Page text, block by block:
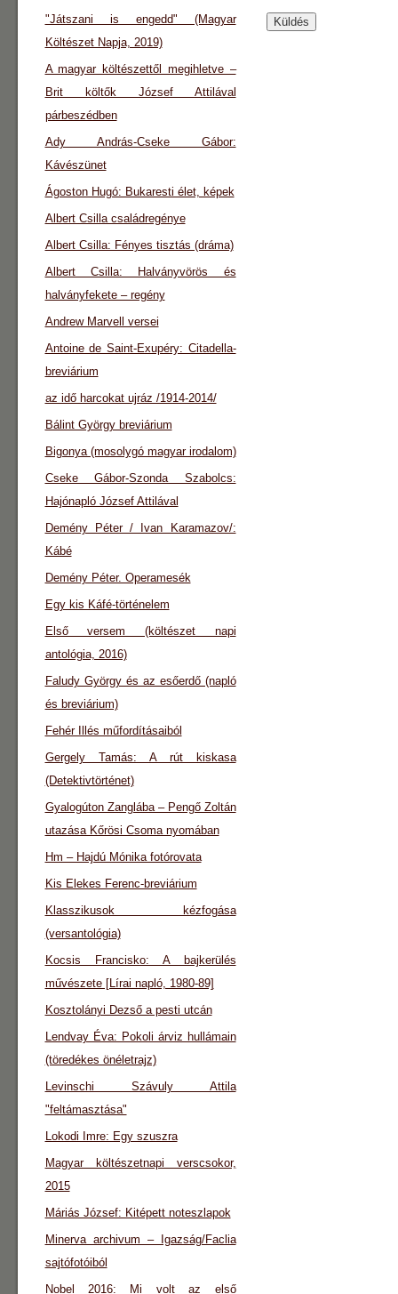
"Játszani is engedd" (Magyar
Költészet Napja, 2019)
A magyar költészettől megihletve –
Brit költők József Attilával
párbeszédben
Ady András-Cseke Gábor:
Kávészünet
Ágoston Hugó: Bukaresti élet, képek
Albert Csilla családregénye
Albert Csilla: Fényes tisztás (dráma)
Albert Csilla: Halványvörös és
halványfekete – regény
Andrew Marvell versei
Antoine de Saint-Exupéry: Citadella-
breviárium
az idő harcokat ujráz /1914-2014/
Bálint György breviárium
Bigonya (mosolygó magyar irodalom)
Cseke Gábor-Szonda Szabolcs:
Hajónapló József Attilával
Demény Péter / Ivan Karamazov/:
Kábé
Demény Péter. Operamesék
Egy kis Káfé-történelem
Első versem (költészet napi
antológia, 2016)
Faludy György és az esőerdő (napló
és breviárium)
Fehér Illés műfordításaiból
Gergely Tamás: A rút kiskasa
(Detektivtörténet)
Gyalogúton Zanglába – Pengő Zoltán
utazása Kőrösi Csoma nyomában
Hm – Hajdú Mónika fotórovata
Kis Elekes Ferenc-breviárium
Klasszikusok kézfogása
(versantológia)
Kocsis Francisko: A bajkerülés
művészete [Lírai napló, 1980-89]
Kosztolányi Dezső a pesti utcán
Lendvay Éva: Pokoli árviz hullámain
(töredékes önéletrajz)
Levinschi Szávuly Attila
"feltámasztása"
Lokodi Imre: Egy szuszra
Magyar költészetnapi verscsokor,
2015
Máriás József: Kitépett noteszlapok
Minerva archivum – Igazság/Faclia
sajtófotóiból
Nobel 2016: Mi volt az első